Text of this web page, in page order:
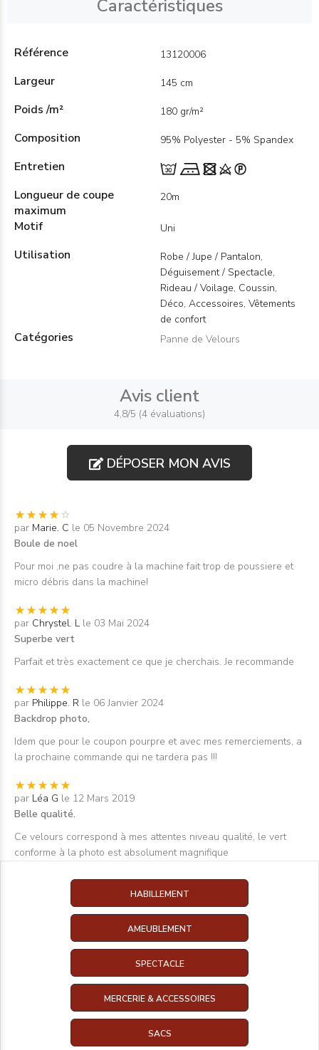
Caractéristiques
Référence 13120006
Largeur 145 cm
Poids /m² 180 gr/m²
Composition 95% Polyester - 5% Spandex
Entretien
Longueur de coupe
maximum
20m
Motif Uni
Utilisation
Robe / Jupe / Pantalon,
Déguisement / Spectacle,
Rideau / Voilage, Coussin,
Déco, Accessoires, Vêtements
de confort
Catégories Panne de Velours
Avis client
4,8/5 (4 évaluations)
DÉPOSER MON AVIS
par Marie. C le 05 Novembre 2024
Boule de noel
Pour moi ,ne pas coudre à la machine fait trop de poussiere et
micro débris dans la machine!
par Chrystel. L le 03 Mai 2024
Superbe vert
Parfait et très exactement ce que je cherchais. Je recommande
par Philippe. R le 06 Janvier 2024
Backdrop photo,
Idem que pour le coupon pourpre et avec mes remerciements, a
la prochaine commande qui ne tardera pas !!!
par Léa G le 12 Mars 2019
Belle qualité.
Ce velours correspond à mes attentes niveau qualité, le vert
conforme à la photo est absolument magnifique
HABILLEMENT
AMEUBLEMENT
SPECTACLE
MERCERIE & ACCESSOIRES
SACS